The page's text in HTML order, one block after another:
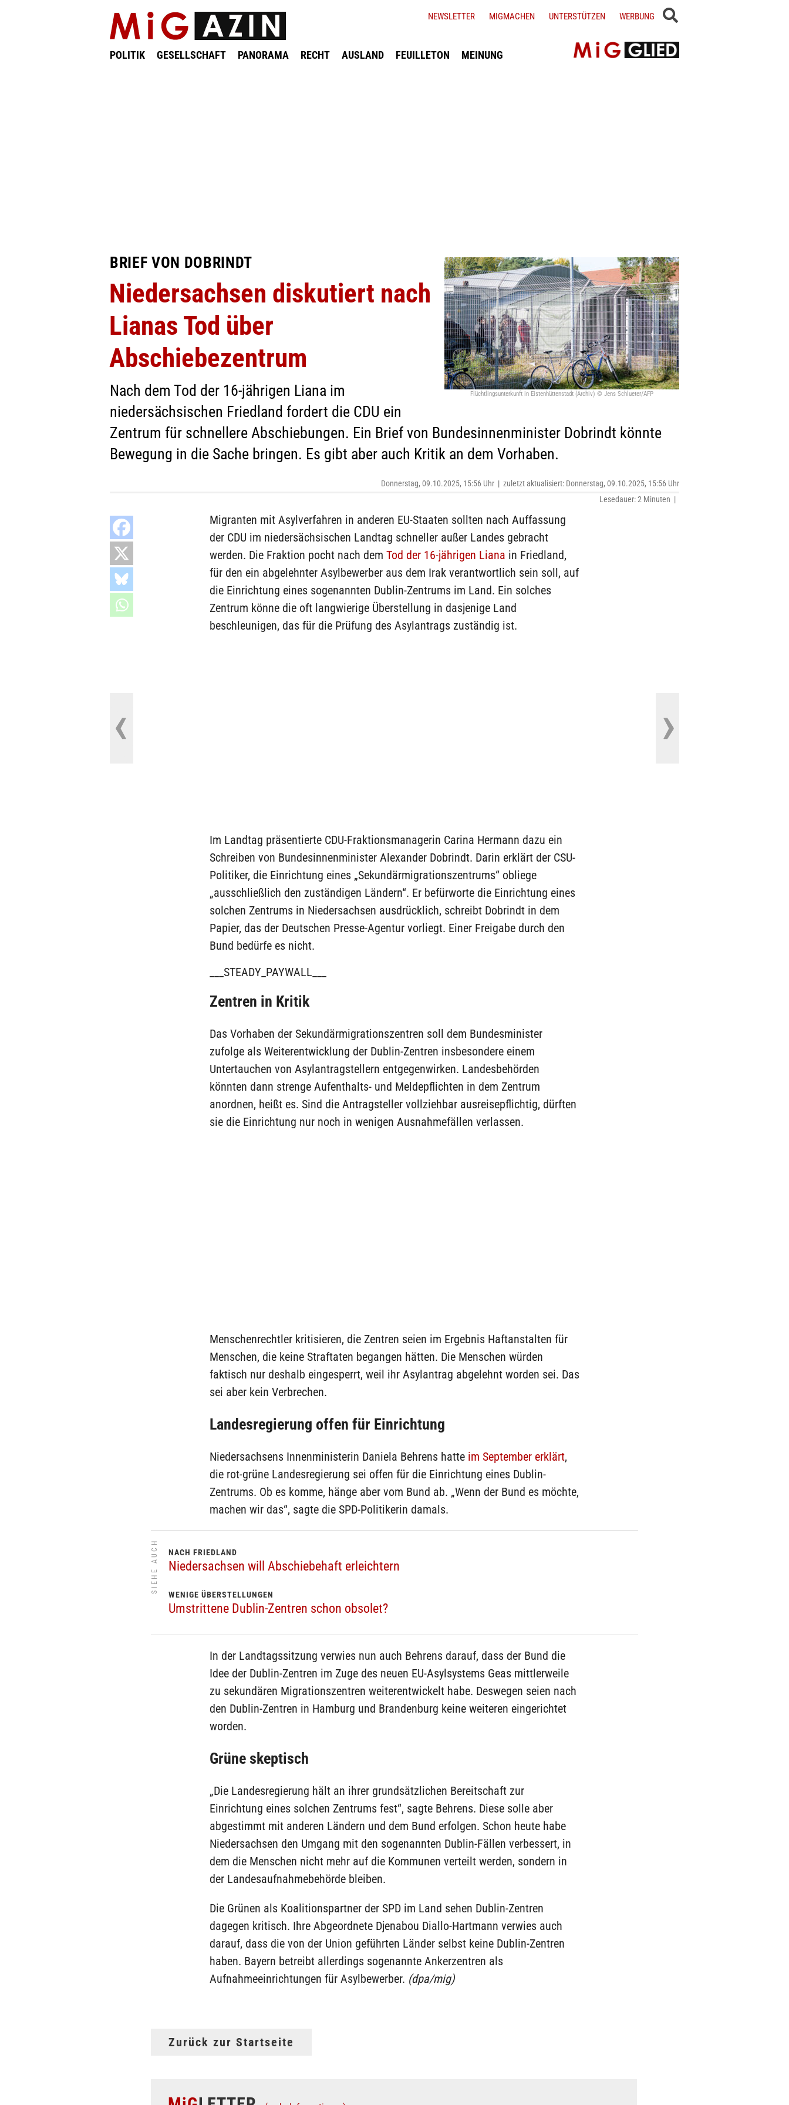
POLITIK GESELLSCHAFT PANORAMA RECHT AUSLAND FEUILLETON MEINUNG
NEWSLETTER MIGMACHEN UNTERSTÜTZEN WERBUNG
Flüchtlingsunterkunft in Eistenhüttenstadt (Archiv) © Jens Schlueter/AFP
BRIEF VON DOBRINDT
Niedersachsen diskutiert nach
Lianas Tod über
Abschiebezentrum
Nach dem Tod der 16-jährigen Liana im
niedersächsischen Friedland fordert die CDU ein
Zentrum für schnellere Abschiebungen. Ein Brief von Bundesinnenminister Dobrindt könnte
Bewegung in die Sache bringen. Es gibt aber auch Kritik an dem Vorhaben.
Donnerstag, 09.10.2025, 15:56 Uhr | zuletzt aktualisiert: Donnerstag, 09.10.2025, 15:56 Uhr
Lesedauer: 2 Minuten |
Migranten mit Asylverfahren in anderen EU-Staaten sollten nach Auffassung
der CDU im niedersächsischen Landtag schneller außer Landes gebracht
werden. Die Fraktion pocht nach dem Tod der 16-jährigen Liana in Friedland,
für den ein abgelehnter Asylbewerber aus dem Irak verantwortlich sein soll, auf
die Einrichtung eines sogenannten Dublin-Zentrums im Land. Ein solches
Zentrum könne die oft langwierige Überstellung in dasjenige Land
beschleunigen, das für die Prüfung des Asylantrags zuständig ist.
Im Landtag präsentierte CDU-Fraktionsmanagerin Carina Hermann dazu ein
Schreiben von Bundesinnenminister Alexander Dobrindt. Darin erklärt der CSU-
Politiker, die Einrichtung eines „Sekundärmigrationszentrums“ obliege
„ausschließlich den zuständigen Ländern“. Er befürworte die Einrichtung eines
solchen Zentrums in Niedersachsen ausdrücklich, schreibt Dobrindt in dem
Papier, das der Deutschen Presse-Agentur vorliegt. Einer Freigabe durch den
Bund bedürfe es nicht.
___STEADY_PAYWALL___
Zentren in Kritik
Das Vorhaben der Sekundärmigrationszentren soll dem Bundesminister
zufolge als Weiterentwicklung der Dublin-Zentren insbesondere einem
Untertauchen von Asylantragstellern entgegenwirken. Landesbehörden
könnten dann strenge Aufenthalts- und Meldepflichten in dem Zentrum
anordnen, heißt es. Sind die Antragsteller vollziehbar ausreisepflichtig, dürften
sie die Einrichtung nur noch in wenigen Ausnahmefällen verlassen.
Menschenrechtler kritisieren, die Zentren seien im Ergebnis Haftanstalten für
Menschen, die keine Straftaten begangen hätten. Die Menschen würden
faktisch nur deshalb eingesperrt, weil ihr Asylantrag abgelehnt worden sei. Das
sei aber kein Verbrechen.
Landesregierung offen für Einrichtung
Niedersachsens Innenministerin Daniela Behrens hatte im September erklärt,
die rot-grüne Landesregierung sei offen für die Einrichtung eines Dublin-
Zentrums. Ob es komme, hänge aber vom Bund ab. „Wenn der Bund es möchte,
machen wir das“, sagte die SPD-Politikerin damals.
SIEHE AUCH NACH FRIEDLAND
Niedersachsen will Abschiebehaft erleichtern
WENIGE ÜBERSTELLUNGEN
Umstrittene Dublin-Zentren schon obsolet?
In der Landtagssitzung verwies nun auch Behrens darauf, dass der Bund die
Idee der Dublin-Zentren im Zuge des neuen EU-Asylsystems Geas mittlerweile
zu sekundären Migrationszentren weiterentwickelt habe. Deswegen seien nach
den Dublin-Zentren in Hamburg und Brandenburg keine weiteren eingerichtet
worden.
Grüne skeptisch
„Die Landesregierung hält an ihrer grundsätzlichen Bereitschaft zur
Einrichtung eines solchen Zentrums fest“, sagte Behrens. Diese solle aber
abgestimmt mit anderen Ländern und dem Bund erfolgen. Schon heute habe
Niedersachsen den Umgang mit den sogenannten Dublin-Fällen verbessert, in
dem die Menschen nicht mehr auf die Kommunen verteilt werden, sondern in
der Landesaufnahmebehörde bleiben.
Die Grünen als Koalitionspartner der SPD im Land sehen Dublin-Zentren
dagegen kritisch. Ihre Abgeordnete Djenabou Diallo-Hartmann verwies auch
darauf, dass die von der Union geführten Länder selbst keine Dublin-Zentren
haben. Bayern betreibt allerdings sogenannte Ankerzentren als
Aufnahmeeinrichtungen für Asylbewerber. (dpa/mig)
Zurück zur Startseite